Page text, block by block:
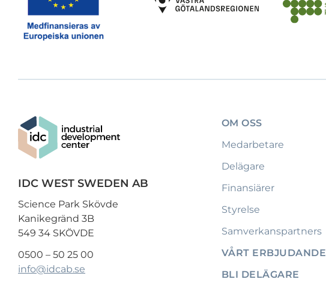
IDC WEST SWEDEN AB
Science Park Skövde
Kanikegränd 3B
549 34 SKÖVDE
0500 – 50 25 00
info@idcab.se
OM OSS
Medarbetare
Delägare
Finansiärer
Styrelse
Samverkanspartners
VÅRT ERBJUDANDE
BLI DELÄGARE